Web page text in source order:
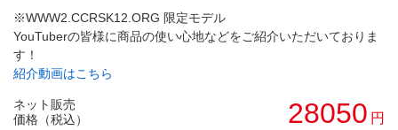
※WWW2.CCRSK12.ORG 限定モデル
YouTuberの皆様に商品の使い心地などをご紹介いただいておりま
す！
紹介動画はこちら
ネット販売
価格（税込）
28050 円